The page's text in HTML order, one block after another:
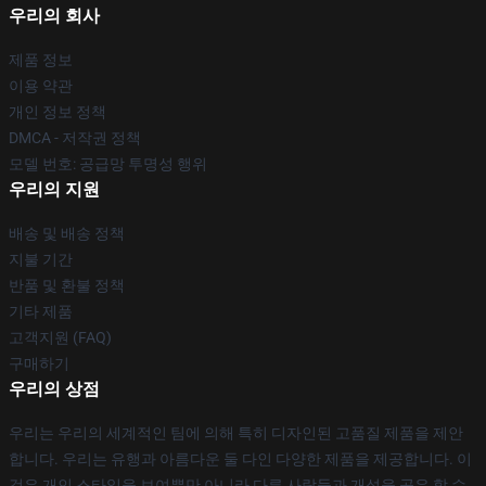
우리의 회사
제품 정보
이용 약관
개인 정보 정책
DMCA - 저작권 정책
모델 번호: 공급망 투명성 행위
우리의 지원
배송 및 배송 정책
지불 기간
반품 및 환불 정책
기타 제품
고객지원 (FAQ)
구매하기
우리의 상점
우리는 우리의 세계적인 팀에 의해 특히 디자인된 고품질 제품을 제안
합니다. 우리는 유행과 아름다운 둘 다인 다양한 제품을 제공합니다. 이